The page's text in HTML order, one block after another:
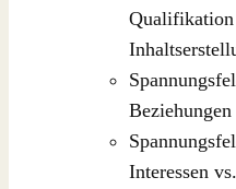
Qualifikation
Interessen